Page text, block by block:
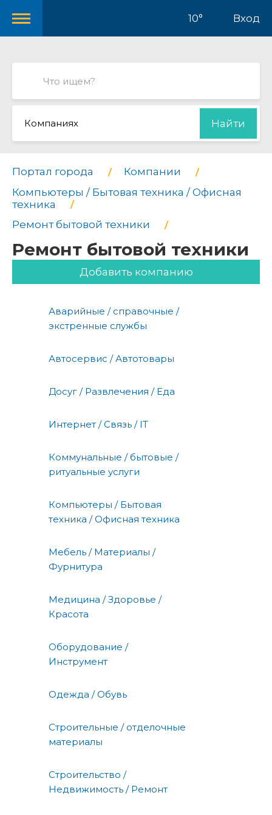
10° Вход
Компаниях Найти
Портал города
Компании
Компьютеры / Бытовая техника / Офисная
техника
Ремонт бытовой техники
Ремонт бытовой техники
Добавить компанию
Аварийные / справочные /
экстренные службы
Автосервис / Автотовары
Досуг / Развлечения / Еда
Интернет / Связь / IT
Коммунальные / бытовые /
ритуальные услуги
Компьютеры / Бытовая
техника / Офисная техника
Мебель / Материалы /
Фурнитура
Медицина / Здоровье /
Красота
Оборудование /
Инструмент
Одежда / Обувь
Строительные / отделочные
материалы
Строительство /
Недвижимость / Ремонт